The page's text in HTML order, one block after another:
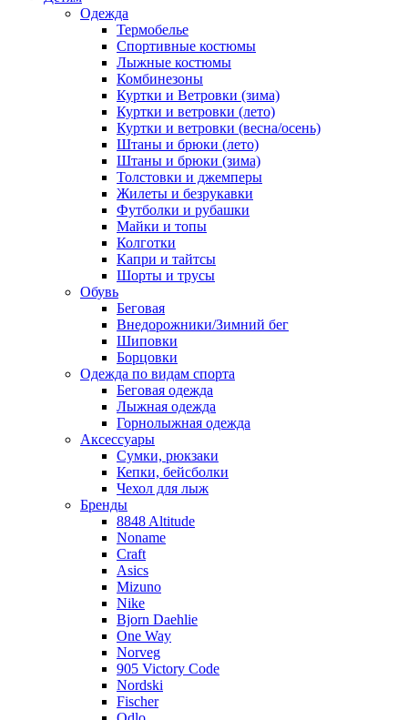
Одежда
Термобелье
Спортивные костюмы
Лыжные костюмы
Комбинезоны
Куртки и Ветровки (зима)
Куртки и ветровки (лето)
Куртки и ветровки (весна/осень)
Штаны и брюки (лето)
Штаны и брюки (зима)
Толстовки и джемперы
Жилеты и безрукавки
Футболки и рубашки
Майки и топы
Колготки
Капри и тайтсы
Шорты и трусы
Обувь
Беговая
Внедорожники/Зимний бег
Шиповки
Борцовки
Одежда по видам спорта
Беговая одежда
Лыжная одежда
Горнолыжная одежда
Аксессуары
Сумки, рюкзаки
Кепки, бейсболки
Чехол для лыж
Бренды
8848 Altitude
Noname
Craft
Asics
Mizuno
Nike
Bjorn Daehlie
One Way
Norveg
905 Victory Code
Nordski
Fischer